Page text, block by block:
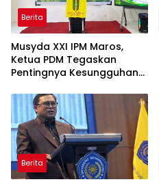
Berita
Musyda XXI IPM Maros,
Ketua PDM Tegaskan
Pentingnya Kesungguhan
Berita